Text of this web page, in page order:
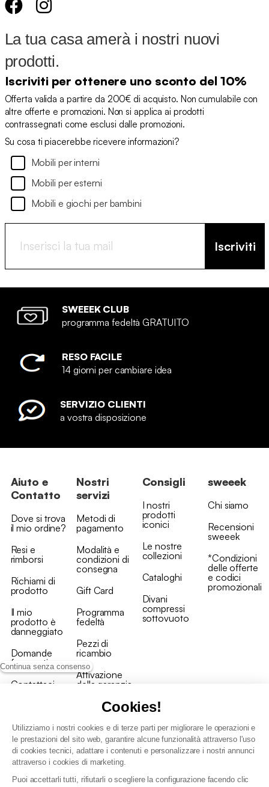
Continua senza consenso
Cookies!
Utilizziamo i nostri cookies e di terze parti per migliorare le operazioni e
le prestazioni del sito web, garantire alcune funzionalità attraverso l'uso
di cookies tecnici, adattare i contenuti e personalizzare i nostri annunci
attraverso i cookies di marketing.
Puoi accettarli tutti, rifiutarli o scegliere la configurazione facendo clic
La tua casa amerà i nostri nuovi
prodotti.
Iscriviti per ottenere uno sconto del 10%
Offerta valida a partire da 200€ di acquisto. Non cumulabile con
altre offerte e promozioni. Non si applica ai prodotti
contrassegnati come esclusi dalle promozioni.
Su cosa ti piacerebbe ricevere informazioni?
Mobili per interni
Mobili per esterni
Mobili e giochi per bambini
Iscriviti
SWEEEK CLUB
programma fedeltà GRATUITO
RESO FACILE
14 giorni per cambiare idea
SERVIZIO CLIENTI
a vostra disposizione
Aiuto e
Contatto
Dove si trova
il mio ordine?
Resi e
rimborsi
Richiami di
prodotto
Il mio
prodotto è
danneggiato
Domande
frequenti
Contattaci
Nostri
servizi
Metodi di
pagamento
Modalità e
condizioni di
consegna
Gift Card
Programma
fedeltà
Pezzi di
ricambio
Attivazione
della garanzia
Consigli
I nostri
prodotti
iconici
Le nostre
collezioni
Cataloghi
Divani
compressi
sottovuoto
sweeek
Chi siamo
Recensioni
sweeek
*Condizioni
delle offerte
e codici
promozionali
Condizioni generali vendita
Politica di gestione dei dati personali e dei cookie